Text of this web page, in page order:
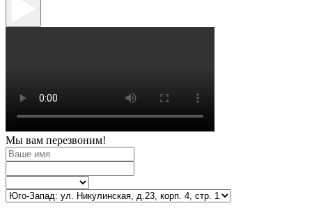
Мы вам перезвоним!